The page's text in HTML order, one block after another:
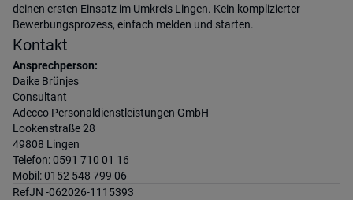
deinen ersten Einsatz im Umkreis Lingen. Kein komplizierter
Bewerbungsprozess, einfach melden und starten.
Kontakt
Ansprechperson:
Daike Brünjes
Consultant
Adecco Personaldienstleistungen GmbH
Lookenstraße 28
49808 Lingen
Telefon: 0591 710 01 16
Mobil: 0152 548 799 06
RefJN -062026-1115393